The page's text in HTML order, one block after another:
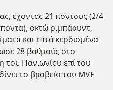
έχοντας 21 πόντους (2/4
οκτώ ριμπάουντ,
και επτά κερδισμένα
28 βαθμούς στο
του Πανιωνίου επί του
το βραβείο του MVP